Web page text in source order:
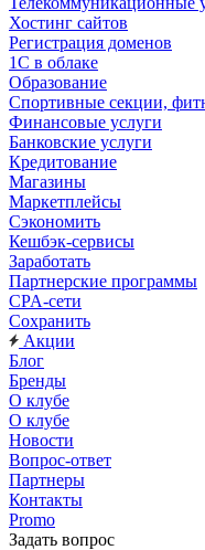
Хостинг сайтов
Регистрация доменов
1С в облаке
Образование
Спортивные секции,
Финансовые услуги
Банковские услуги
Кредитование
Магазины
Маркетплейсы
Сэкономить
Кешбэк-сервисы
Заработать
Партнерские программы
CPA-сети
Сохранить
Акции
Блог
Бренды
О клубе
О клубе
Новости
Вопрос-ответ
Партнеры
Контакты
Promo
Задать вопрос